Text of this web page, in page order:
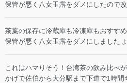
保管が悪く八女玉露をダメにしたので
茶葉の保存に冷蔵庫も冷凍庫もおすす
保管が悪く八女玉露をダメにしました
これはハマりそう！台湾茶の飲み比べ
かげで佐伯から大分駅まで下道で1時間